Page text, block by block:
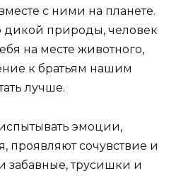
с ними на планете.
природы, человек
на месте животного,
к братьям нашим
лучше.
эмоции,
проявляют сочувствие и
забавные, трусишки и